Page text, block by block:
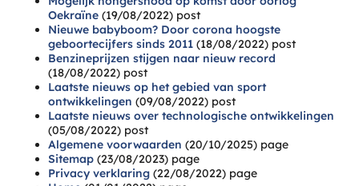
Oekraïne (19/08/2022) post
Nieuwe babyboom? Door corona hoogste
geboortecijfers sinds 2011 (18/08/2022) post
Benzineprijzen stijgen naar nieuw record
(18/08/2022) post
Laatste nieuws op het gebied van sport
ontwikkelingen (09/08/2022) post
Laatste nieuws over technologische ontwikkelingen
(05/08/2022) post
Algemene voorwaarden (20/10/2025) page
Sitemap (23/08/2023) page
Privacy verklaring (22/08/2022) page